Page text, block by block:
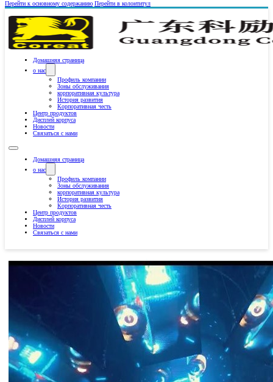
Перейти к основному содержанию Перейти в колонтитул
Домашняя страница
о нас
Профиль компании
Зоны обслуживания
корпоративная культура
История развития
Корпоративная честь
Центр продуктов
Дисплей корпуса
Новости
Связаться с нами
Домашняя страница
о нас
Профиль компании
Зоны обслуживания
корпоративная культура
История развития
Корпоративная честь
Центр продуктов
Дисплей корпуса
Новости
Связаться с нами